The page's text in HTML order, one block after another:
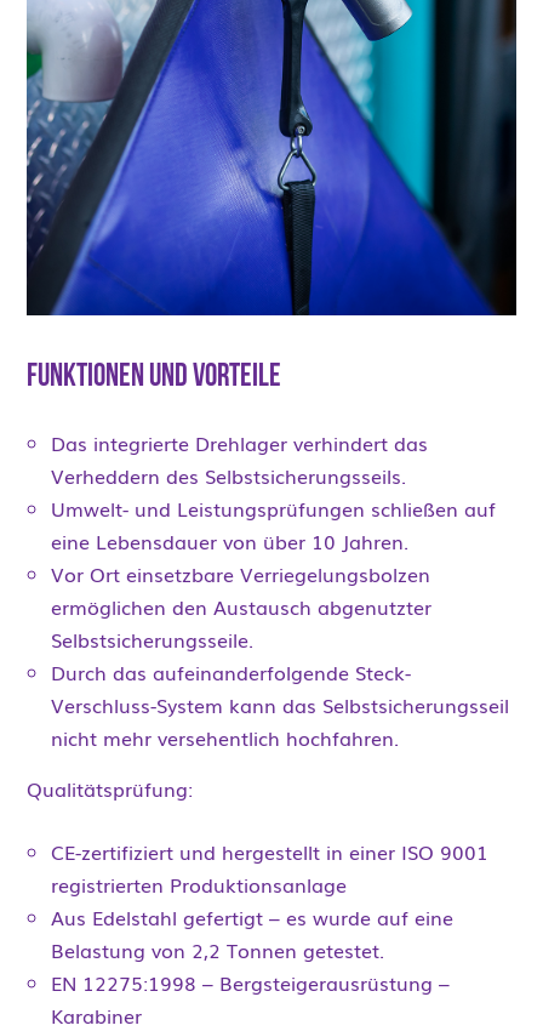
Funktionen und Vorteile
Das integrierte Drehlager verhindert das
Verheddern des Selbstsicherungsseils.
Umwelt- und Leistungsprüfungen schließen auf
eine Lebensdauer von über 10 Jahren.
Vor Ort einsetzbare Verriegelungsbolzen
ermöglichen den Austausch abgenutzter
Selbstsicherungsseile.
Durch das aufeinanderfolgende Steck-
Verschluss-System kann das Selbstsicherungsseil
nicht mehr versehentlich hochfahren.
Qualitätsprüfung:
CE-zertifiziert und hergestellt in einer ISO 9001
registrierten Produktionsanlage
Aus Edelstahl gefertigt – es wurde auf eine
Belastung von 2,2 Tonnen getestet.
EN 12275:1998 – Bergsteigerausrüstung –
Karabiner